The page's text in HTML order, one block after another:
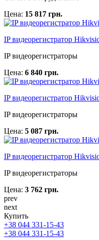
Цена: 15 817 грн.
IP видеорегистратор
IP видеорегистраторы
Цена: 6 840 грн.
IP видеорегистратор
IP видеорегистраторы
Цена: 5 087 грн.
IP видеорегистратор
IP видеорегистраторы
Цена: 3 762 грн.
prev
next
Купить
+38 044 331-15-43
+38 044 331-15-43